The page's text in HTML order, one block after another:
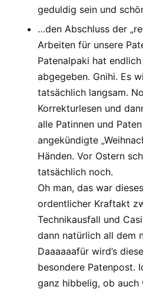
geduldig sein und
…den Abschluss der
Arbeiten für unsere
Patenalpaki hat
abgegeben. Gnihi. Es
tatsächlich langsam.
Korrekturlesen und
alle Patinnen und
angekündigte
Händen. Vor Ostern
tatsächlich noch.
Oh man, das war
ordentlicher Kraftakt
Technikausfall und
dann natürlich all dem
Daaaaaafür wird’s
besondere Patenpost.
ganz hibbelig, ob auch